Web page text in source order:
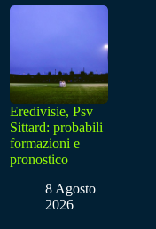
Eredivisie, Psv
Sittard: probabili
formazioni e
pronostico
8 Agosto
2026